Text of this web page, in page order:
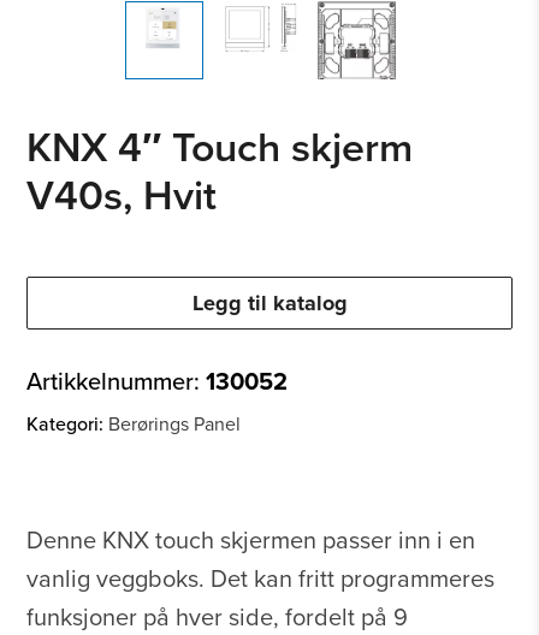
KNX 4″ Touch skjerm
V40s, Hvit
Legg til katalog
Artikkelnummer:130052
Kategori: Berørings Panel
Denne KNX touch skjermen passer inn i en
vanlig veggboks. Det kan fritt programmeres
funksjoner på hver side, fordelt på 9